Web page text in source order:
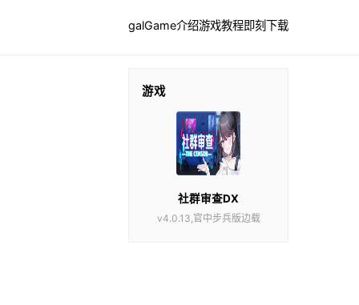
galGame介绍游戏教程即刻下载
游戏
社群审查DX
v4.0.13,官中步兵版边载